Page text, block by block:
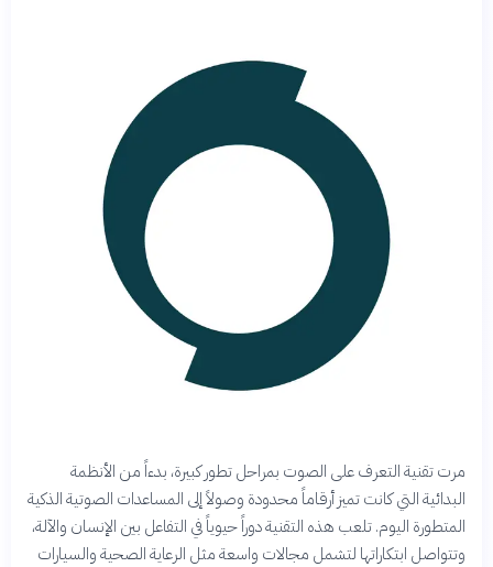
مرت تقنية التعرف على الصوت بمراحل تطور كبيرة، بدءاً من الأنظمة
البدائية التي كانت تميز أرقاماً محدودة وصولاً إلى المساعدات الصوتية الذكية
المتطورة اليوم. تلعب هذه التقنية دوراً حيوياً في التفاعل بين الإنسان والآلة،
وتتواصل ابتكاراتها لتشمل مجالات واسعة مثل الرعاية الصحية والسيارات